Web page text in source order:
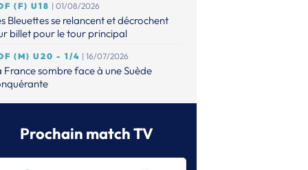
(F) U18 | 01/08/2026
Bleuettes se relancent et décrochent
billet pour le tour principal
(M) U20 - 1/4 | 16/07/2026
France sombre face à une Suède
(M) U20 | 14/07/2026
les Bleuets n'ont plus leur destin en
Prochain match TV